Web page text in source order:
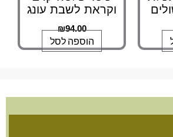
וקראת לשבת עונג
₪94.00
הוספה לסל